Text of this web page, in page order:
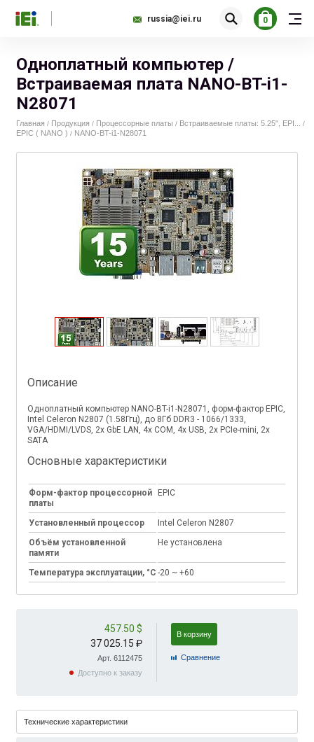
russia@iei.ru 0
Одноплатный компьютер /
Встраиваемая плата NANO-BT-i1-
N28071
Главная / Продукция / Процессорные платы / Встраиваемые платы: 5.25", EPI... /
EPIC ( NANO ) / NANO-BT-i1-N28071
Описание
Одноплатный компьютер NANO-BT-i1-N28071, форм-фактор EPIC,
Intel Celeron N2807 (1.58Ггц), до 8Гб DDR3 - 1066/1333,
VGA/HDMI/LVDS, 2x GbE LAN, 4x COM, 4x USB, 2x PCIe-mini, 2x
SATA
Основные характеристики
Форм-фактор процессорной
платы
EPIC
Установленный процессор
Intel Celeron N2807
Объём установленной
памяти
Не установлена
Температура эксплуатации, °C -20 ~ +60
457.50 $
37 025.15 ₽
Арт. 6112475
Доступно к заказу
В корзину
Cравнение
Технические характеристики